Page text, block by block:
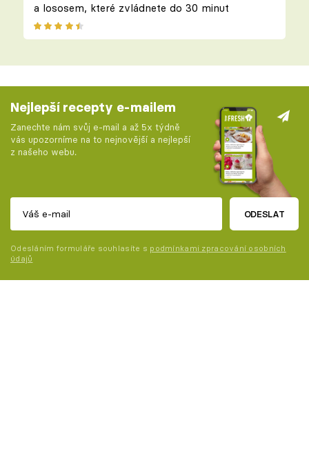
a lososem, které zvládnete do 30 minut
Nejlepší recepty e-mailem
Zanechte nám svůj e-mail a až 5x týdně
vás upozorníme na to nejnovější a nejlepší
z našeho webu.
ODESLAT
Odesláním formuláře souhlasíte s podmínkami zpracování osobních
údajů